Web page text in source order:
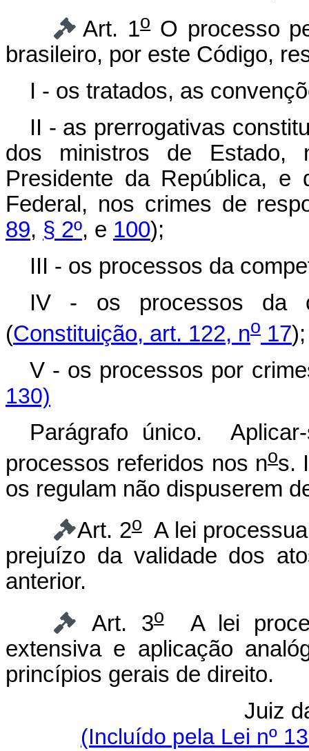
Art. 1oO processo
brasileiro, por este Código,
I - os tratados, as
II - as prerrogativas
dos ministros de
Presidente da República, e
Federal, nos crimes de
89, § 2º, e 100);
III - os processos da
IV - os processos da
(Constituição, art. 122, no 17);
V - os processos por
130)
Parágrafo único.
processos referidos nos nos.
os regulam não dispuserem
Art. 2oA lei
prejuízo da validade dos
anterior.
Art. 3oA lei
extensiva e aplicação
princípios gerais de direito.
Juiz
(Incluído pela Lei nº